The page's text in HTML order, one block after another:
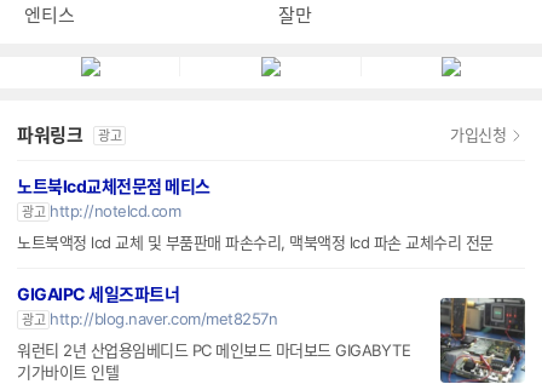
엔티스
잘만
파워링크 광고 가입신청
노트북lcd교체전문점 메티스
광고 http://notelcd.com
노트북액정 lcd 교체 및 부품판매 파손수리, 맥북액정 lcd 파손 교체수리 전문
GIGAIPC 세일즈파트너
광고 http://blog.naver.com/met8257n
워런티 2년 산업용임베디드 PC 메인보드 마더보드 GIGABYTE
기가바이트 인텔